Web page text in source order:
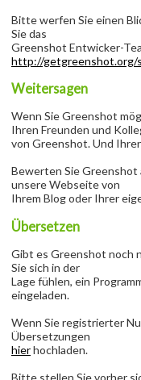
Bitte werfen Sie einen
Sie das
Greenshot Entwicker-
http://getgreenshot.org/
Weitersagen
Wenn Sie Greenshot
Ihren Freunden und
von Greenshot. Und
Bewerten Sie
unsere Webseite von
Ihrem Blog oder Ihrer
Übersetzen
Gibt es Greenshot noch
Sie sich in der
Lage fühlen, ein
eingeladen.
Wenn Sie registrierter
Übersetzungen
hierhochladen.
Bitte stellen Sie vorher